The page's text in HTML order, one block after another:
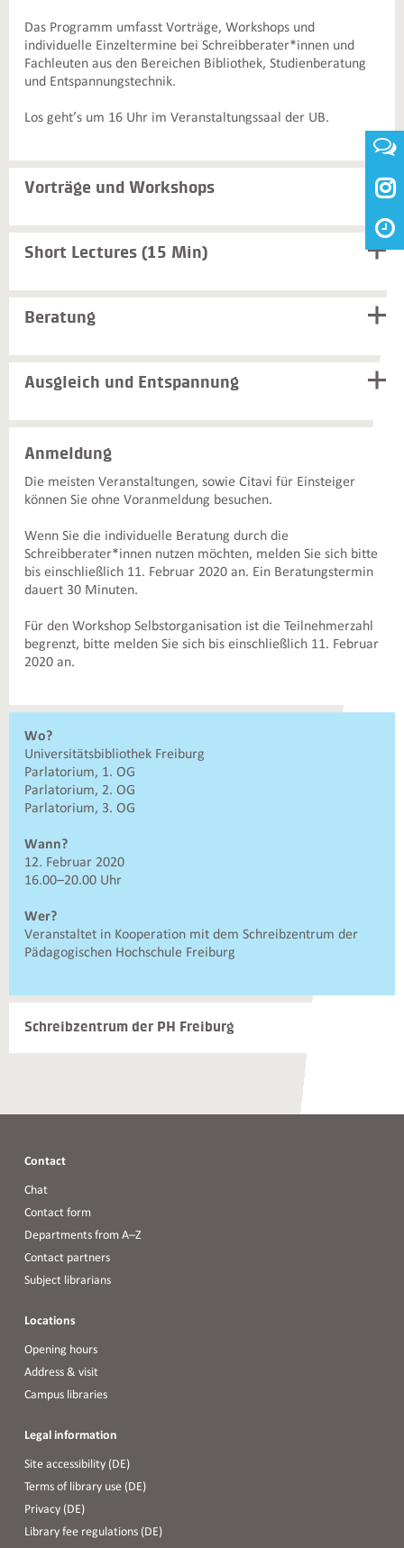
Das Programm umfasst Vorträge, Workshops und
individuelle Einzeltermine bei Schreibberater*innen und
Fachleuten aus den Bereichen Bibliothek, Studienberatung
und Entspannungstechnik.
Los geht’s um 16 Uhr im Veranstaltungssaal der UB.
Vorträge und Workshops
Short Lectures (15 Min)
Beratung
Ausgleich und Entspannung
Anmeldung
Die meisten Veranstaltungen, sowie Citavi für Einsteiger
können Sie ohne Voranmeldung besuchen.
Wenn Sie die individuelle Beratung durch die
Schreibberater*innen nutzen möchten, melden Sie sich bitte
bis einschließlich 11. Februar 2020 an. Ein Beratungstermin
dauert 30 Minuten.
Für den Workshop Selbstorganisation ist die Teilnehmerzahl
begrenzt, bitte melden Sie sich bis einschließlich 11. Februar
2020 an.
Informationen
und
Kontakte
Wo?
Universitätsbibliothek Freiburg
Parlatorium, 1. OG
Parlatorium, 2. OG
Parlatorium, 3. OG
Wann?
12. Februar 2020
16.00–20.00 Uhr
Wer?
Veranstaltet in Kooperation mit dem Schreibzentrum der
Pädagogischen Hochschule Freiburg
Schreibzentrum der PH Freiburg
Contact
Chat
Contact form
Departments from A–Z
Contact partners
Subject librarians
Locations
Opening hours
Address & visit
Campus libraries
Legal information
Site accessibility (DE)
Terms of library use (DE)
Privacy (DE)
Library fee regulations (DE)
